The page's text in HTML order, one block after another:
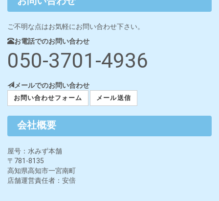
ご不明な点はお気軽にお問い合わせ下さい。
お電話でのお問い合わせ
050-3701-4936
メールでのお問い合わせ
お問い合わせフォーム メール送信
会社概要
屋号：水みず本舗
〒781-8135
高知県高知市一宮南町
店舗運営責任者：安倍